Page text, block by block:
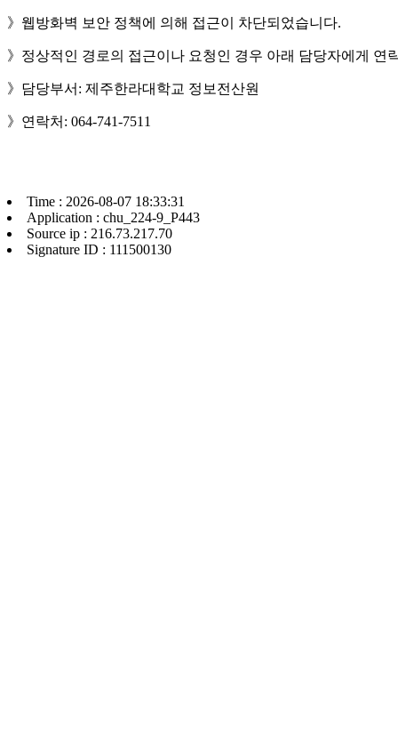
》웹방화벽 보안 정책에 의해 접근이 차단되었습니다.
》정상적인 경로의 접근이나 요청인 경우 아래 담당자에게 연
》담당부서: 제주한라대학교 정보전산원
》연락처: 064-741-7511
Time : 2026-08-07 18:33:31
Application : chu_224-9_P443
Source ip : 216.73.217.70
Signature ID : 111500130